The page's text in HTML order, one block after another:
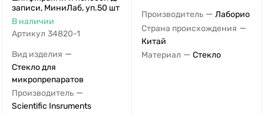
записи, МиниЛаб, уп.50 шт
В наличии
Артикул 34820-1
Вид изделия —
Стекло для
микропрепаратов
Производитель —
Scientific Insruments
Производитель — Лаборио
Страна происхождения —
Китай
Материал — Стекло